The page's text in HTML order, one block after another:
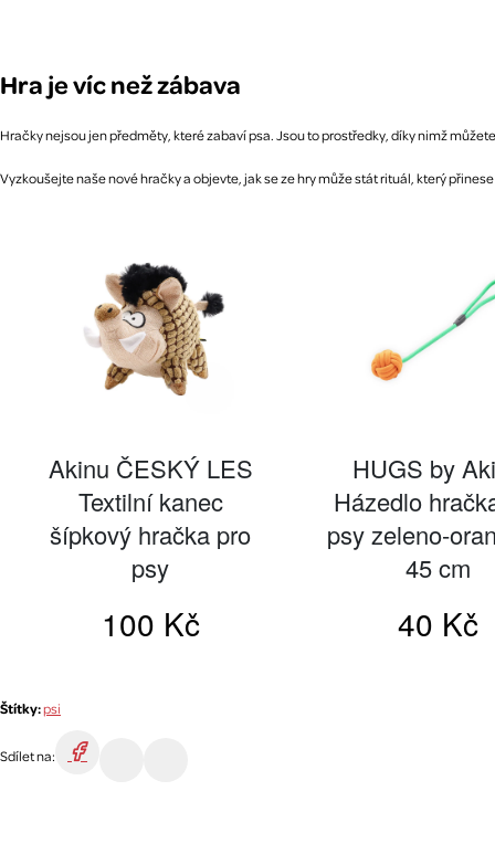
Hra je víc než zábava
Hračky nejsou jen předměty, které zabaví psa. Jsou to prostředky, díky nimž
Vyzkoušejte naše nové hračky a objevte, jak se ze hry může stát rituál, který
Štítky:psi
Sdílet na: